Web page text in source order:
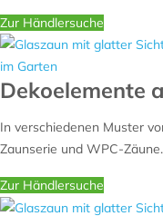
Zur Händlersuche
Dekoelemente
In verschiedenen Muster
Zaunserie und WPC-Zäune.
Zur Händlersuche